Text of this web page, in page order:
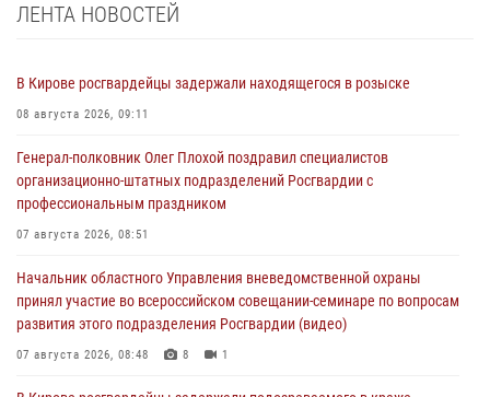
ЛЕНТА НОВОСТЕЙ
В Кирове росгвардейцы задержали находящегося в розыске
08 августа 2026, 09:11
Генерал-полковник Олег Плохой поздравил специалистов
организационно-штатных подразделений Росгвардии с
профессиональным праздником
07 августа 2026, 08:51
Начальник областного Управления вневедомственной охраны
принял участие во всероссийском совещании-семинаре по вопросам
развития этого подразделения Росгвардии (видео)
07 августа 2026, 08:48 8 1